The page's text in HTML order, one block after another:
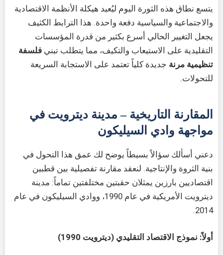
يتسع نطاق هذه الثورة اليوم ليُعيد هيكلة الأنظمة الاقتصادية
والاجتماعية والسياسية دفعة واحدة. هذا الترابط الكثيف
يجعل التغيير الحالي أسرع بكثير من قدرة المؤسسات
التقليدية على الاستيعاب والتكيف، مما يتطلب تبني فلسفة
تنظيمية مرنة جديدة كلياً تعتمد على الاستجابة السريعة
للتحولات.
المقارنة التاريخية – مدينة ديترويت في
مواجهة وادي السيليكون
دعني أسألك سؤالاً بسيطاً يوضح لك عمق هذا التحول في
بنية الثروة والإنتاجية. لنعقد مقارنة تفصيلية بين قطبين
اقتصاديين بارزين يمثلان حقبتين مختلفتين تماماً: مدينة
ديترويت الأمريكية في عام 1990، ووادي السيليكون في عام
2014.
أولاً: نموذج الاقتصاد التقليدي (ديترويت 1990)